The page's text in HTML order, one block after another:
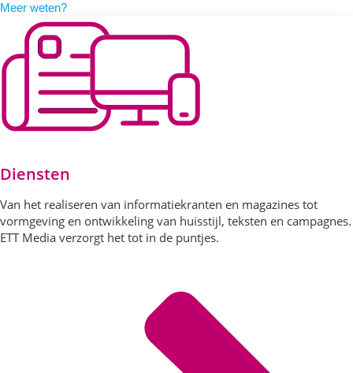
Meer weten?
Diensten
Van het realiseren van informatiekranten en magazines tot
vormgeving en ontwikkeling van huisstijl, teksten en campagnes.
ETT Media verzorgt het tot in de puntjes.